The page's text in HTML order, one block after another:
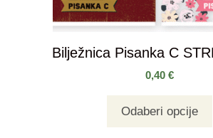
Bilježnica Pisanka C
0,40 €
Odaberi opcije